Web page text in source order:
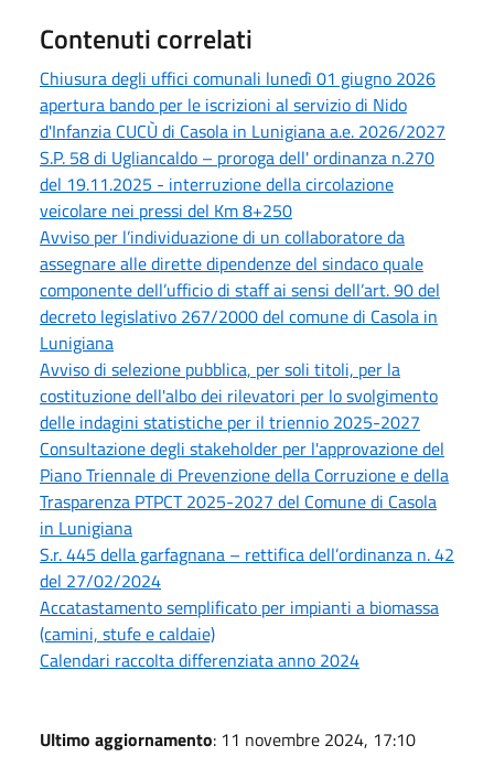
Contenuti correlati
Chiusura degli uffici comunali lunedì 01 giugno 2026
apertura bando per le iscrizioni al servizio di Nido
d'Infanzia CUCÙ di Casola in Lunigiana a.e. 2026/2027
S.P. 58 di Ugliancaldo – proroga dell' ordinanza n.270
del 19.11.2025 - interruzione della circolazione
veicolare nei pressi del Km 8+250
Avviso per l’individuazione di un collaboratore da
assegnare alle dirette dipendenze del sindaco quale
componente dell’ufficio di staff ai sensi dell’art. 90 del
decreto legislativo 267/2000 del comune di Casola in
Lunigiana
Avviso di selezione pubblica, per soli titoli, per la
costituzione dell'albo dei rilevatori per lo svolgimento
delle indagini statistiche per il triennio 2025-2027
Consultazione degli stakeholder per l'approvazione del
Piano Triennale di Prevenzione della Corruzione e della
Trasparenza PTPCT 2025-2027 del Comune di Casola
in Lunigiana
S.r. 445 della garfagnana – rettifica dell’ordinanza n. 42
del 27/02/2024
Accatastamento semplificato per impianti a biomassa
(camini, stufe e caldaie)
Calendari raccolta differenziata anno 2024
Ultimo aggiornamento: 11 novembre 2024, 17:10